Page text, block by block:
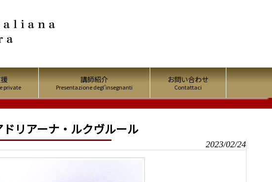
private
講師紹介
Presentazione degl’insegnanti
お問い合わせ
Contattaci
リアーナ・ルクヴルール
2023/02/24